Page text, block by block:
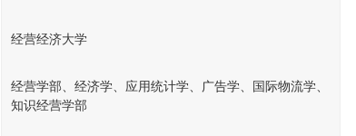
经营经济大学
经营学部、经济学、应用统计学、广告学、国际物流学、
知识经营学部